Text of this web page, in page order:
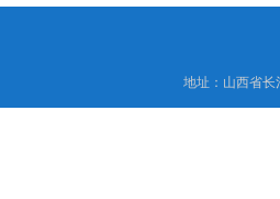
地址：山西省长